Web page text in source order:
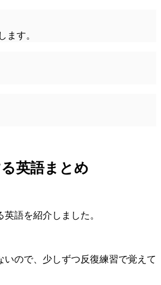
ます。
る英語まとめ
語を紹介しました。
いので、少しずつ反復練習で覚えて